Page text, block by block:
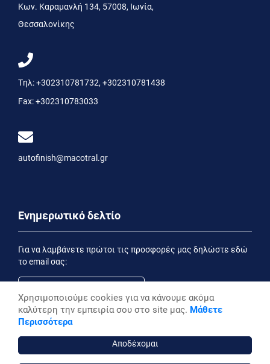
Kων. Kαραμανλή 134, 57008, Ιωνία,
Θεσσαλονίκης
Τηλ:+302310781732, +302310781438
Fax:+302310783033
autofinish@macotral.gr
Ενημερωτικό δελτίο
Για να λαμβάνετε πρώτοι τις προσφορές μας δηλώστε εδώ
το email σας:
Εγγραφή
Έχοντας ενημερωθεί από την
επιθυμώ να λαμβάνω ενημερωτικά email
Χρησιμοποιούμε cookies για να κάνουμε ακόμα
καλύτερη την εμπειρία σου στο site μας. Μάθετε
Περισσότερα
Αποδέχομαι